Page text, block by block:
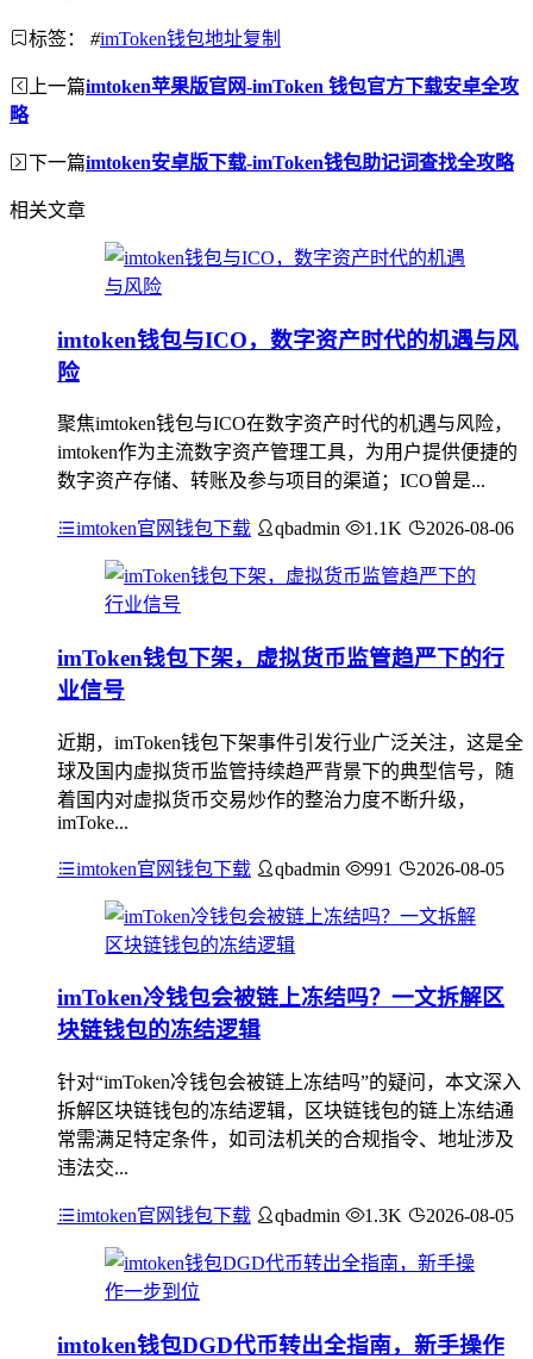
标签： #imToken钱包地址复制
上一篇imtoken苹果版官网-imToken 钱包官方下载安卓全攻
略
下一篇imtoken安卓版下载-imToken钱包助记词查找全攻略
相关文章
imtoken钱包与ICO，数字资产时代的机遇与风
险
聚焦imtoken钱包与ICO在数字资产时代的机遇与风险，
imtoken作为主流数字资产管理工具，为用户提供便捷的
数字资产存储、转账及参与项目的渠道；ICO曾是...
imtoken官网钱包下载 qbadmin 1.1K 2026-08-06
imToken钱包下架，虚拟货币监管趋严下的行
业信号
近期，imToken钱包下架事件引发行业广泛关注，这是全
球及国内虚拟货币监管持续趋严背景下的典型信号，随
着国内对虚拟货币交易炒作的整治力度不断升级，
imToke...
imtoken官网钱包下载 qbadmin 991 2026-08-05
imToken冷钱包会被链上冻结吗？一文拆解区
块链钱包的冻结逻辑
针对“imToken冷钱包会被链上冻结吗”的疑问，本文深入
拆解区块链钱包的冻结逻辑，区块链钱包的链上冻结通
常需满足特定条件，如司法机关的合规指令、地址涉及
违法交...
imtoken官网钱包下载 qbadmin 1.3K 2026-08-05
imtoken钱包DGD代币转出全指南，新手操作